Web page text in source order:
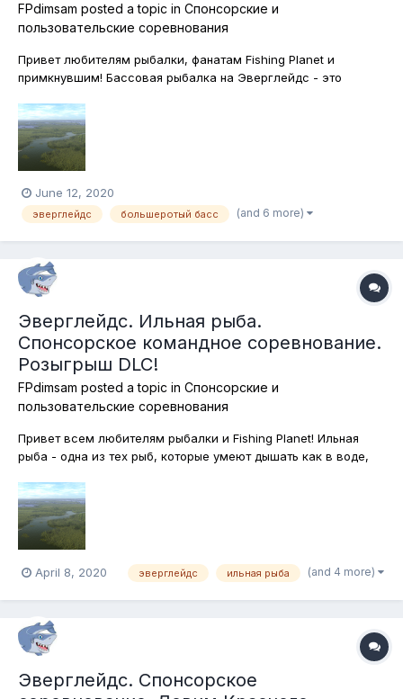
FPdimsam posted a topic in Спонсорские и
пользовательские соревнования
Привет любителям рыбалки, фанатам Fishing Planet и
примкнувшим! Бассовая рыбалка на Эверглейдс - это
бесконечно! Сегодняшнее соревнование будет посвящено
классической бассовой спиннигово-кастинговой ловле на
водоёме, как будто специально д...
June 12, 2020
эверглейдс большеротый басс (and 6 more)
Эверглейдс. Ильная рыба.
Спонсорское командное соревнование.
Розыгрыш DLC!
FPdimsam posted a topic in Спонсорские и
пользовательские соревнования
Привет всем любителям рыбалки и Fishing Planet! Ильная
рыба - одна из тех рыб, которые умеют дышать как в воде,
вам на берег! Придётся поехать на Эверглейдс и
поохотиться за ней! Приглашаем вас на командное
соревнование, в котором побед...
April 8, 2020 эверглейдс ильная рыба (and 4 more)
Эверглейдс. Спонсорское